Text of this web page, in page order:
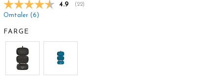
Gjennomsnittskarakter:
4.9 (stemmer:
22)
Omtaler (6 )
FARGE